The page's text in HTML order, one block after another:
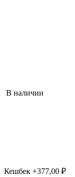
В наличии
Кешбек +377,00 ₽